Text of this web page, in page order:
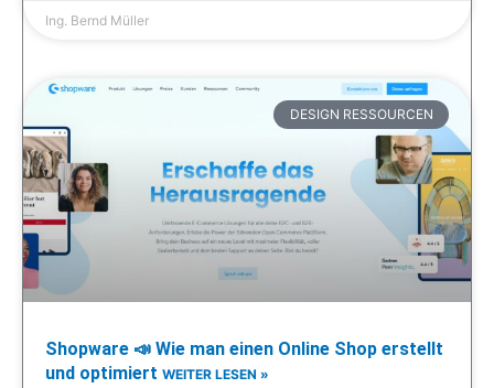
Ing. Bernd Müller
DESIGN RESSOURCEN
Shopware 📣 Wie man einen Online Shop erstellt
und optimiert WEITER LESEN »